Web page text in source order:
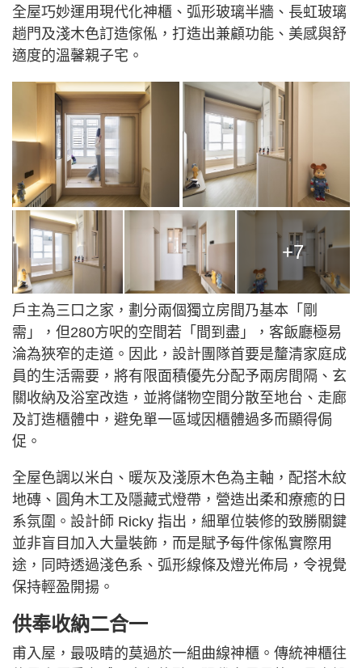
全屋巧妙運用現代化神櫃、弧形玻璃半牆、長虹玻璃
趟門及淺木色訂造傢俬，打造出兼顧功能、美感與舒
適度的溫馨親子宅。
+7
戶主為三口之家，劃分兩個獨立房間乃基本「剛
需」，但280方呎的空間若「間到盡」，客飯廳極易
淪為狹窄的走道。因此，設計團隊首要是釐清家庭成
員的生活需要，將有限面積優先分配予兩房間隔、玄
關收納及浴室改造，並將儲物空間分散至地台、走廊
及訂造櫃體中，避免單一區域因櫃體過多而顯得侷
促。
全屋色調以米白、暖灰及淺原木色為主軸，配搭木紋
地磚、圓角木工及隱藏式燈帶，營造出柔和療癒的日
系氛圍。設計師 Ricky 指出，細單位裝修的致勝關鍵
並非盲目加入大量裝飾，而是賦予每件傢俬實際用
途，同時透過淺色系、弧形線條及燈光佈局，令視覺
保持輕盈開揚。
供奉收納二合一
甫入屋，最吸睛的莫過於一組曲線神櫃。傳統神櫃往